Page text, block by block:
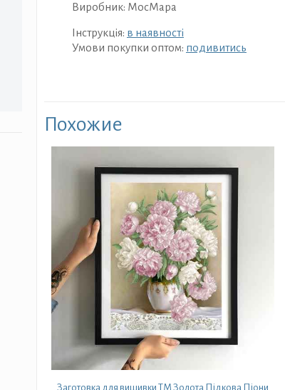
Виробник: МосМара
Інструкція: в наявності
Умови покупки оптом: подивитись
Похожие
Заготовка для вишивки ТМ Золота Підкова Піони